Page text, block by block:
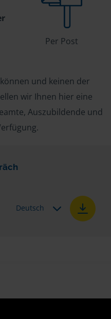
Per Post
und keinen der
wir Ihnen hier eine
Auszubildende und
Deutsch